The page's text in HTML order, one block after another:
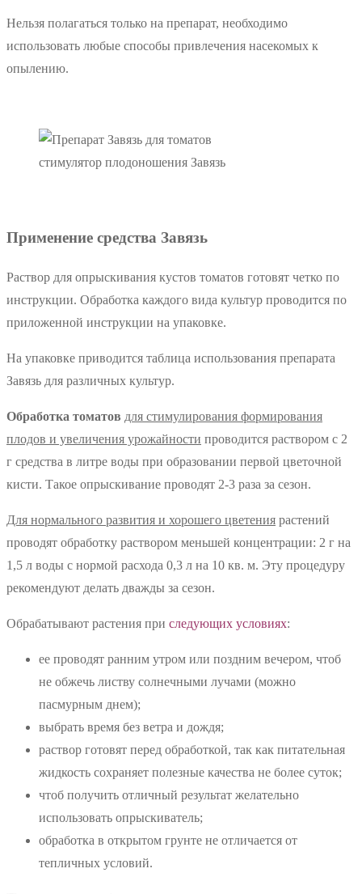
Нельзя полагаться только на препарат, необходимо
использовать любые способы привлечения насекомых к
опылению.
стимулятор плодоношения Завязь
Применение средства Завязь
Раствор для опрыскивания кустов томатов готовят четко по
инструкции. Обработка каждого вида культур проводится по
приложенной инструкции на упаковке.
На упаковке приводится таблица использования препарата
Завязь для различных культур.
Обработка томатов для стимулирования формирования
плодов и увеличения урожайности проводится раствором с 2
г средства в литре воды при образовании первой цветочной
кисти. Такое опрыскивание проводят 2-3 раза за сезон.
Для нормального развития и хорошего цветения растений
проводят обработку раствором меньшей концентрации: 2 г на
1,5 л воды с нормой расхода 0,3 л на 10 кв. м. Эту процедуру
рекомендуют делать дважды за сезон.
Обрабатывают растения при следующих условиях:
ее проводят ранним утром или поздним вечером, чтоб
не обжечь листву солнечными лучами (можно
пасмурным днем);
выбрать время без ветра и дождя;
раствор готовят перед обработкой, так как питательная
жидкость сохраняет полезные качества не более суток;
чтоб получить отличный результат желательно
использовать опрыскиватель;
обработка в открытом грунте не отличается от
тепличных условий.